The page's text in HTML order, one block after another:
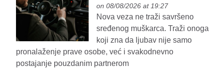
on 08/08/2026 at 19:27
Nova veza ne traži savršeno
sređenog muškarca. Traži onoga
koji zna da ljubav nije samo
pronalaženje prave osobe, već i svakodnevno
postajanje pouzdanim partnerom